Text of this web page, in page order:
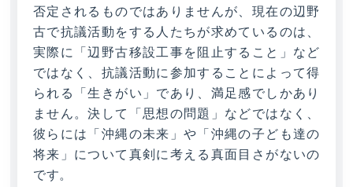
否定されるものではありませんが、現在の辺野
古で抗議活動をする人たちが求めているのは、
実際に「辺野古移設工事を阻止すること」など
ではなく、抗議活動に参加することによって得
られる「生きがい」であり、満足感でしかあり
ません。決して「思想の問題」などではなく、
彼らには「沖縄の未来」や「沖縄の子ども達の
将来」について真剣に考える真面目さがないの
です。